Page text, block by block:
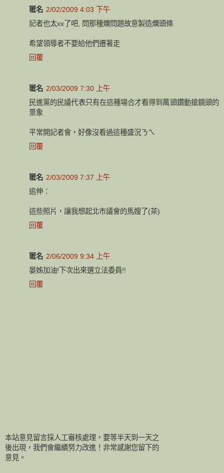
匿名 2/02/2009 4:03 下午
記者也太xx了吧, 問那種爛問題故意製造爛頭條.
希望領導者不要給他們遷著走
回覆
匿名 2/03/2009 7:30 上午
民進黨的民議代表只有在這種場合才看得到萬頭鑽動搶鏡頭的
景象
平常開記者會，好像沒看過這種盛況ㄋㄟ
回覆
匿名 2/03/2009 7:37 上午
追伸：
這些照片，讓我想起北市議會的馬嫂了(茶)
回覆
匿名 2/06/2009 9:34 上午
晏姊加油!下次出來選立法委員!!
回覆
本站意見留言採人工審核處理，要等半天到一天之
後出現，我們會繼續努力改進！非常感謝您留下的
意見。